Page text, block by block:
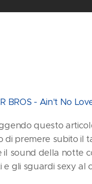
BROS - Ain't No
questo
di premere subito il
il sound della notte
e gli sguardi sexy al